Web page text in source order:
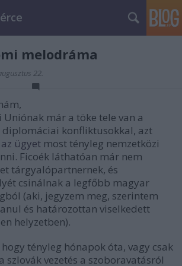
melodráma
22.
Uniónak már a töke tele van a
diplomáciai konfliktusokkal, azt
ügyet most tényleg nemzetközi
Ficoék láthatóan már nem
tárgyalópartnernek, és
csinálnak a legfőbb magyar
(aki, jegyzem meg, szerintem
és határozottan viselkedett
helyzetben).
tényleg hónapok óta, vagy csak
szlovák vezetés a szoboravatásról